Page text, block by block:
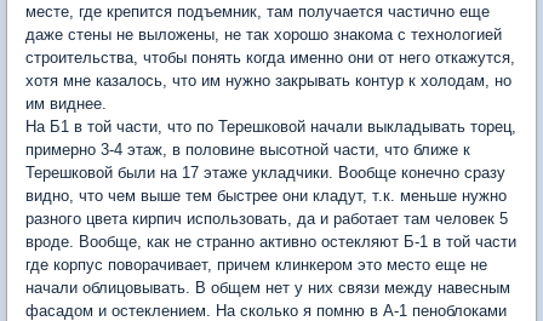
месте, где крепится подъемник, там получается частично еще
даже стены не выложены, не так хорошо знакома с технологией
строительства, чтобы понять когда именно они от него откажутся,
хотя мне казалось, что им нужно закрывать контур к холодам, но
им виднее.
На Б1 в той части, что по Терешковой начали выкладывать торец,
примерно 3-4 этаж, в половине высотной части, что ближе к
Терешковой были на 17 этаже укладчики. Вообще конечно сразу
видно, что чем выше тем быстрее они кладут, т.к. меньше нужно
разного цвета кирпич использовать, да и работает там человек 5
вроде. Вообще, как не странно активно остекляют Б-1 в той части
где корпус поворачивает, причем клинкером это место еще не
начали облицовывать. В общем нет у них связи между навесным
фасадом и остеклением. На сколько я помню в А-1 пеноблоками